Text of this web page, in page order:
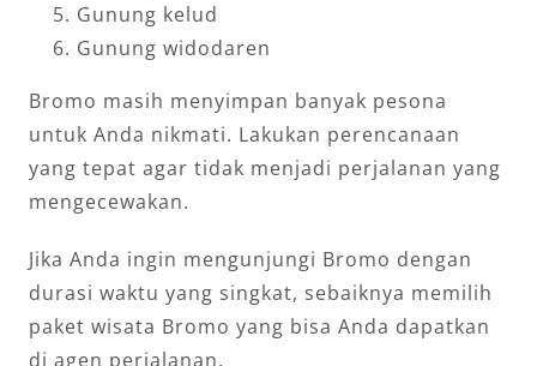
Gunung kelud
Gunung widodaren
Bromo masih menyimpan banyak pesona
untuk Anda nikmati. Lakukan perencanaan
yang tepat agar tidak menjadi perjalanan yang
mengecewakan.
Jika Anda ingin mengunjungi Bromo dengan
durasi waktu yang singkat, sebaiknya memilih
paket wisata Bromo yang bisa Anda dapatkan
di agen perjalanan.